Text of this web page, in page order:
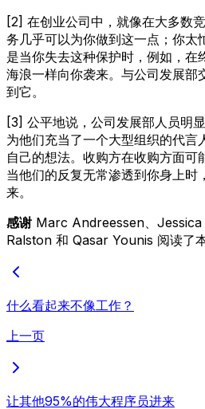
[2] 在创业公司中，就像在大多数
务几乎可以为你做到这一点；你太
是当你失去这种保护时，例如，在
海浪一样向你袭来。与公司发展部
到它。
[3] 公平地说，公司发展部人员明
为他们充当了一个大型组织的代言
自己的想法。收购方在收购方面可
当他们的反复无常渗透到你身上时
来。
感谢 Marc Andreessen、
Ralston 和 Qasar Younis 阅读了本
什么看起来不像工作？
上一页
让其他95%的伟大程序员进来